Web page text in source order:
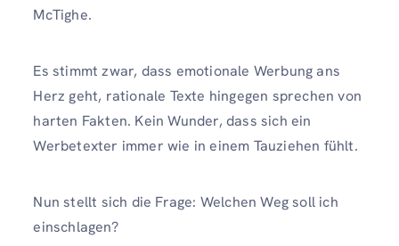
McTighe.
Es stimmt zwar, dass emotionale Werbung ans
Herz geht, rationale Texte hingegen sprechen von
harten Fakten. Kein Wunder, dass sich ein
Werbetexter immer wie in einem Tauziehen fühlt.
Nun stellt sich die Frage: Welchen Weg soll ich
einschlagen?